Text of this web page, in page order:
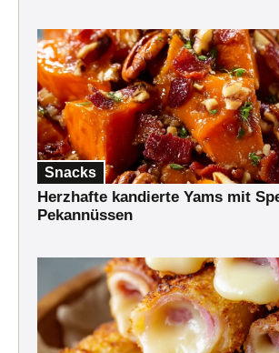
Snacks
Herzhafte kandierte Yams mit
Pekannüssen